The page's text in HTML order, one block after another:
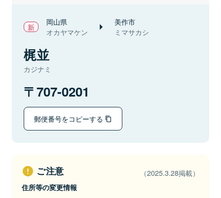
岡山県
オカヤマケン
美作市
ミマサカシ
梶並
カジナミ
707-0201
郵便番号をコピーする
ご注意 （2025.3.28掲載）
住所等の変更情報